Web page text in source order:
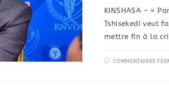
KINSHASA – «
Tshisekedi veut
mettre fin à la
COMMENTAIRES